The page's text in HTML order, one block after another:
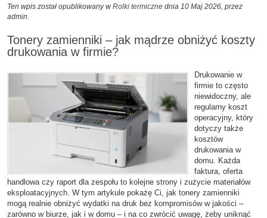
Ten wpis został opublikowany w Rolki termiczne dnia 10 Maj 2026, przez
admin.
Tonery zamienniki – jak mądrze obniżyć koszty
drukowania w firmie?
Drukowanie w
firmie to często
niewidoczny, ale
regularny koszt
operacyjny, który
dotyczy także
kosztów
drukowania w
domu. Każda
faktura, oferta
handlowa czy raport dla zespołu to kolejne strony i zużycie materiałów
eksploatacyjnych. W tym artykule pokażę Ci, jak tonery zamienniki
mogą realnie obniżyć wydatki na druk bez kompromisów w jakości –
zarówno w biurze, jak i w domu – i na co zwrócić uwagę, żeby uniknąć